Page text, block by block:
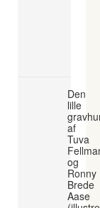
Den
lille
af
Tuva
og
Ronny
Brede
Aase